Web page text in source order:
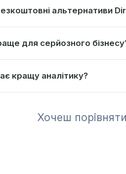
альтернативи
для серйозного
кращу аналітику?
Хочеш